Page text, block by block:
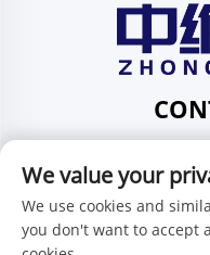
Pingdi Subdistrict
Tel:+86-15986647296
Correo electrónico:
We value your
We use cookies and
you don't want to accept